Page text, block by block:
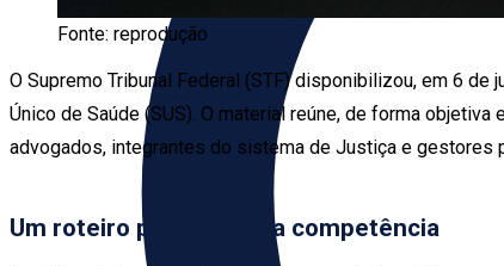
Fonte: reprodução
O Supremo Tribunal Federal (STF) disponibilizou, em 6 de
Único de Saúde (SUS). O material reúne, de forma
advogados, integrantes do sistema de Justiça e gestores
Um roteiro para definir a competência